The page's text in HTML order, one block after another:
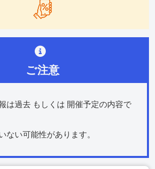
ご注意
は過去 もしくは 開催予定の内容で
ない可能性があります。